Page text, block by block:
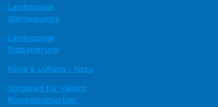
Landingpage
Wärmepumpe
Landingpage
Badsanierung
Klima & Lüftung - hissu
Vorgaben für Vaillant
Kompetenzpartner